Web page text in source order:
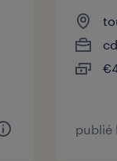
publié